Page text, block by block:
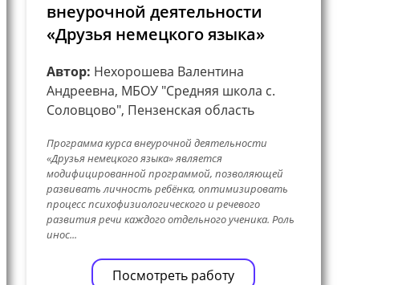
внеурочной деятельности
«Друзья немецкого языка»
Автор: Нехорошева Валентина
Андреевна, МБОУ "Средняя школа с.
Соловцово", Пензенская область
Программа курса внеурочной деятельности
«Друзья немецкого языка» является
модифицированной программой, позволяющей
развивать личность ребёнка, оптимизировать
процесс психофизиологического и речевого
развития речи каждого отдельного ученика. Роль
инос...
Посмотреть работу